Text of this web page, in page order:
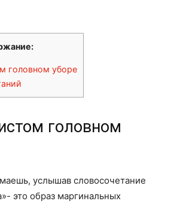
головном уборе
головном
услышав словосочетание
это образ маргинальных